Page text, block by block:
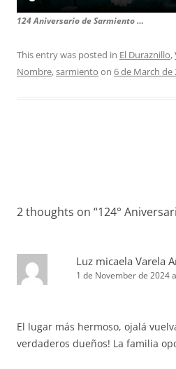
124 Aniversario de Sarmiento …
This entry was posted in El Duraznillo,
Nombre,sarmiento on 6 de March de
2 thoughts on “124°
Luz micaela Varela
1 de November de 2024
El lugar más hermoso, ojalá
verdaderos dueños! La familia